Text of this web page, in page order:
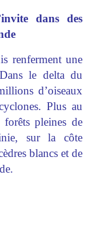
dans des
renferment une
le delta du
d’oiseaux
Plus au
pleines de
sur la côte
blancs et de